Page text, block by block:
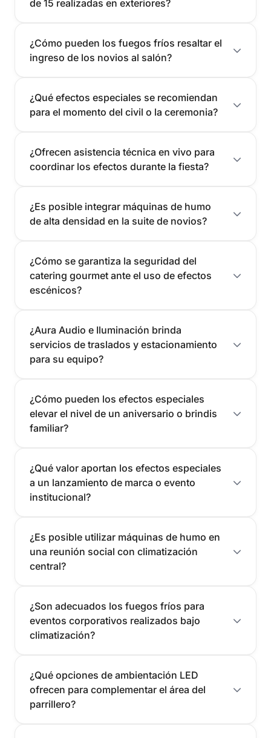
de 15 realizadas en exteriores?
¿Cómo pueden los fuegos fríos resaltar el
ingreso de los novios al salón?
¿Qué efectos especiales se recomiendan
para el momento del civil o la ceremonia?
¿Ofrecen asistencia técnica en vivo para
coordinar los efectos durante la fiesta?
¿Es posible integrar máquinas de humo
de alta densidad en la suite de novios?
¿Cómo se garantiza la seguridad del
catering gourmet ante el uso de efectos
escénicos?
¿Aura Audio e Iluminación brinda
servicios de traslados y estacionamiento
para su equipo?
¿Cómo pueden los efectos especiales
elevar el nivel de un aniversario o brindis
familiar?
¿Qué valor aportan los efectos especiales
a un lanzamiento de marca o evento
institucional?
¿Es posible utilizar máquinas de humo en
una reunión social con climatización
central?
¿Son adecuados los fuegos fríos para
eventos corporativos realizados bajo
climatización?
¿Qué opciones de ambientación LED
ofrecen para complementar el área del
parrillero?